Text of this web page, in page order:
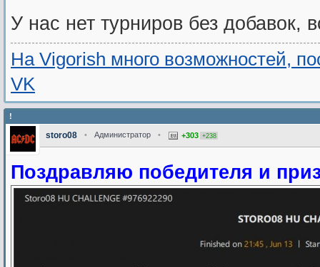
У нас нет турниров без добавок,
На Vigorish много возможностей,
VK
!
storo08 • Администратор • +303 +238
Поздравляю победителя и